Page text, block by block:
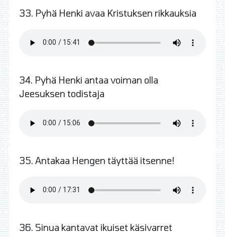
33. Pyhä Henki avaa Kristuksen rikkauksia
34. Pyhä Henki antaa voiman olla
Jeesuksen todistaja
35. Antakaa Hengen täyttää itsenne!
36. Sinua kantavat ikuiset käsivarret